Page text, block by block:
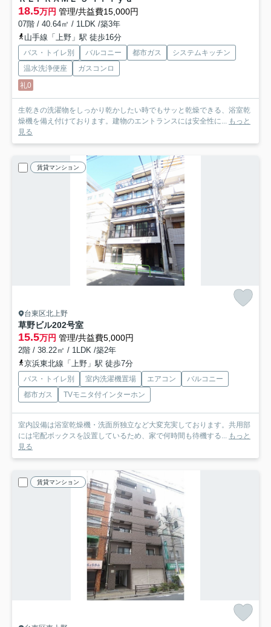
18.5万円 管理/共益費15,000円
07階 / 40.64㎡ / 1LDK /築3年
山手線「上野」駅 徒歩16分
バス・トイレ別 バルコニー 都市ガス
システムキッチン
温水洗浄便座
ガスコンロ
礼0
生乾きの洗濯物をしっかり乾かしたい時でもサッと乾燥できる、浴室乾
燥機を備え付けております。建物のエントランスには安全性に... もっと
見る
賃貸マンション
台東区北上野
草野ビル202号室
15.5万円 管理/共益費5,000円
2階 / 38.22㎡ / 1LDK /築2年
京浜東北線「上野」駅 徒歩7分
バス・トイレ別 室内洗濯機置場 エアコン
バルコニー
都市ガス
TVモニタ付インターホン
室内設備は浴室乾燥機・洗面所独立など大変充実しております。共用部
には宅配ボックスを設置しているため、家で何時間も待機する... もっと
見る
賃貸マンション